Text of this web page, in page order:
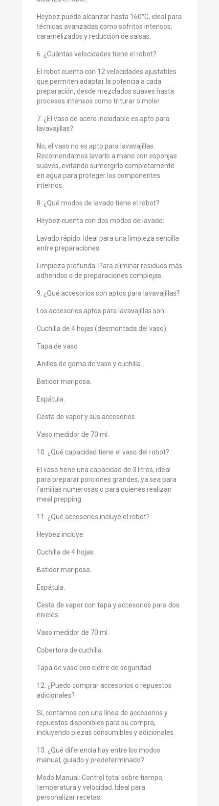
Heybez puede alcanzar hasta 160°C, ideal para
técnicas avanzadas como sofritos intensos,
caramelizados y reducción de salsas.
6. ¿Cuántas velocidades tiene el robot?
El robot cuenta con 12 velocidades ajustables
que permiten adaptar la potencia a cada
preparación, desde mezclados suaves hasta
procesos intensos como triturar o moler.
7. ¿El vaso de acero inoxidable es apto para
lavavajillas?
No, el vaso no es apto para lavavajillas.
Recomendamos lavarlo a mano con esponjas
suaves, evitando sumergirlo completamente
en agua para proteger los componentes
internos.
8. ¿Qué modos de lavado tiene el robot?
Heybez cuenta con dos modos de lavado:
Lavado rápido: Ideal para una limpieza sencilla
entre preparaciones.
Limpieza profunda: Para eliminar residuos más
adheridos o de preparaciones complejas.
9. ¿Qué accesorios son aptos para lavavajillas?
Los accesorios aptos para lavavajillas son:
Cuchilla de 4 hojas (desmontada del vaso).
Tapa de vaso
Anillos de goma de vaso y cuchilla.
Batidor mariposa.
Espátula.
Cesta de vapor y sus accesorios.
Vaso medidor de 70 ml.
10. ¿Qué capacidad tiene el vaso del robot?
El vaso tiene una capacidad de 3 litros, ideal
para preparar porciones grandes, ya sea para
familias numerosas o para quienes realizan
meal prepping.
11. ¿Qué accesorios incluye el robot?
Heybez incluye:
Cuchilla de 4 hojas.
Batidor mariposa.
Espátula.
Cesta de vapor con tapa y accesorios para dos
niveles.
Vaso medidor de 70 ml.
Cobertora de cuchilla.
Tapa de vaso con cierre de seguridad.
12. ¿Puedo comprar accesorios o repuestos
adicionales?
Sí, contamos con una línea de accesorios y
repuestos disponibles para su compra,
incluyendo piezas consumibles y adicionales.
13. ¿Qué diferencia hay entre los modos
manual, guiado y predeterminado?
Modo Manual: Control total sobre tiempo,
temperatura y velocidad. Ideal para
personalizar recetas.